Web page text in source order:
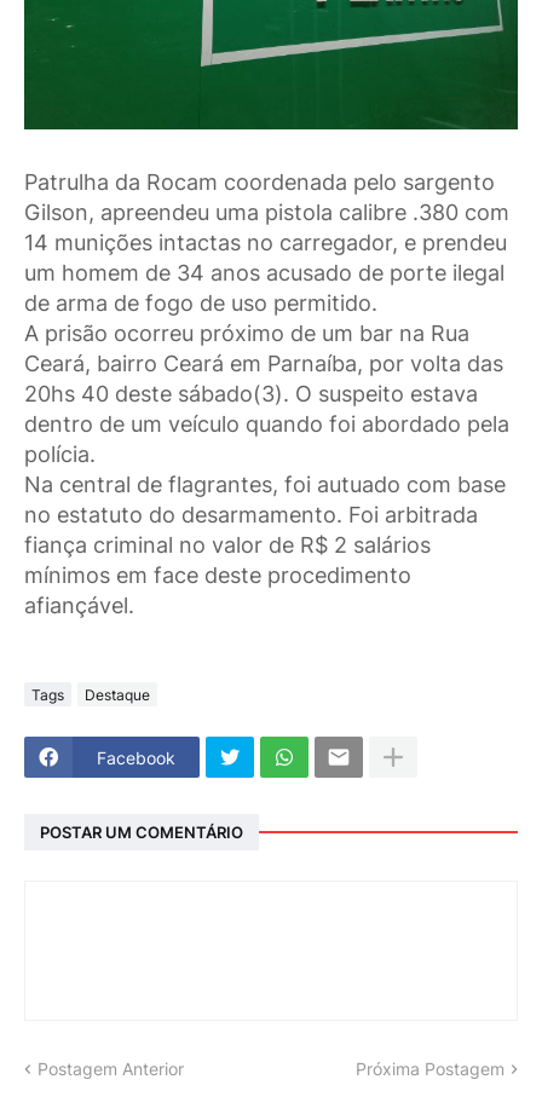
Patrulha da Rocam coordenada pelo sargento
Gilson, apreendeu uma pistola calibre .380 com
14 munições intactas no carregador, e prendeu
um homem de 34 anos acusado de porte ilegal
de arma de fogo de uso permitido.
A prisão ocorreu próximo de um bar na Rua
Ceará, bairro Ceará em Parnaíba, por volta das
20hs 40 deste sábado(3). O suspeito estava
dentro de um veículo quando foi abordado pela
polícia.
Na central de flagrantes, foi autuado com base
no estatuto do desarmamento. Foi arbitrada
fiança criminal no valor de R$ 2 salários
mínimos em face deste procedimento
afiançável.
Tags Destaque
Facebook
POSTAR UM COMENTÁRIO
Postagem Anterior Próxima Postagem